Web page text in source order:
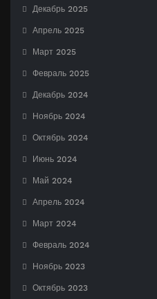
Декабрь 2025
Апрель 2025
Март 2025
Февраль 2025
Декабрь 2024
Ноябрь 2024
Октябрь 2024
Июнь 2024
Май 2024
Апрель 2024
Март 2024
Февраль 2024
Ноябрь 2023
Октябрь 2023